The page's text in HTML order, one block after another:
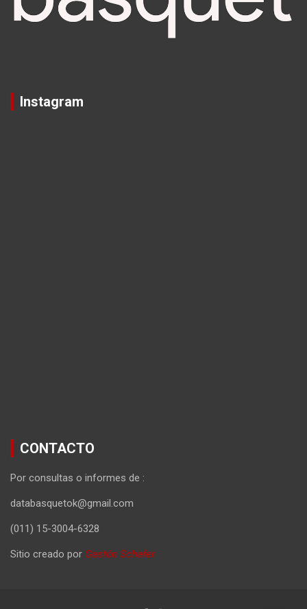
Instagram
CONTACTO
Por consultas o informes de :
databasquetok@gmail.com
(011) 15-3004-6328
Sitio creado por Gastón Schafer